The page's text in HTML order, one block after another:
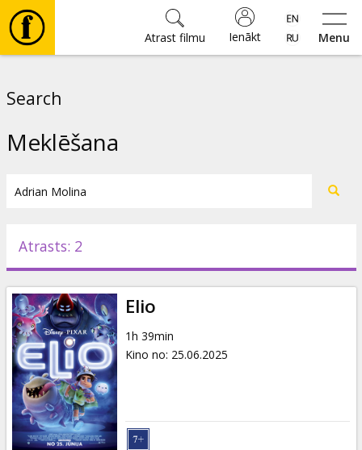
Menu
Ienākt
Atrast filmu
Pasākumi
Ziņas
Dāvanu
kartes
Uzkodas
Search
Meklēšana
Atrasts: 2
Elio
1h 39min
Kino no: 25.06.2025